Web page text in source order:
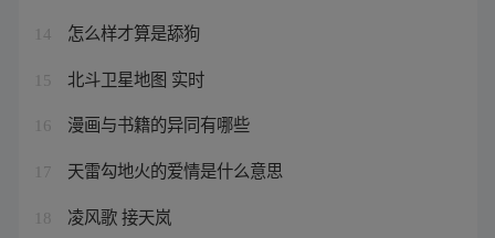
14 怎么样才算是舔狗
15 北斗卫星地图 实时
16 漫画与书籍的异同有哪些
17 天雷勾地火的爱情是什么意思
18 凌风歌 接天岚